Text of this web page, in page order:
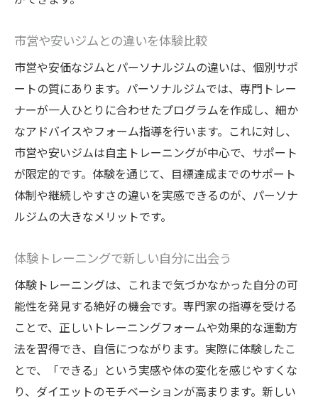
市営や安いジムとの違いを体験比較
市営や安価なジムとパーソナルジムの違いは、個別サポ
ートの質にあります。パーソナルジムでは、専門トレー
ナーが一人ひとりに合わせたプログラムを作成し、細か
なアドバイスやフォーム指導を行います。これに対し、
市営や安いジムは自主トレーニングが中心で、サポート
が限定的です。体験を通じて、目標達成までのサポート
体制や継続しやすさの違いを実感できるのが、パーソナ
ルジムの大きなメリットです。
体験トレーニングで新しい自分に出会う
体験トレーニングは、これまで気づかなかった自分の可
能性を発見する絶好の機会です。専門家の指導を受ける
ことで、正しいトレーニングフォームや効果的な運動方
法を習得でき、自信につながります。実際に体験したこ
とで、「できる」という実感や体の変化を感じやすくな
り、ダイエットのモチベーションが高まります。新しい